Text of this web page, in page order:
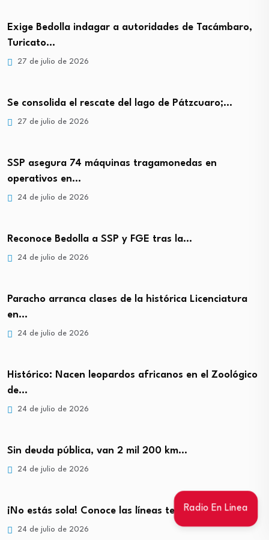
Radio En Linea
Exige Bedolla indagar a autoridades de Tacámbaro,
Turicato…
27 de julio de 2026
Se consolida el rescate del lago de Pátzcuaro;…
27 de julio de 2026
SSP asegura 74 máquinas tragamonedas en
operativos en…
24 de julio de 2026
Reconoce Bedolla a SSP y FGE tras la…
24 de julio de 2026
Paracho arranca clases de la histórica Licenciatura
en…
24 de julio de 2026
Histórico: Nacen leopardos africanos en el Zoológico
de…
24 de julio de 2026
Sin deuda pública, van 2 mil 200 km…
24 de julio de 2026
¡No estás sola! Conoce las líneas telefónicas y…
24 de julio de 2026